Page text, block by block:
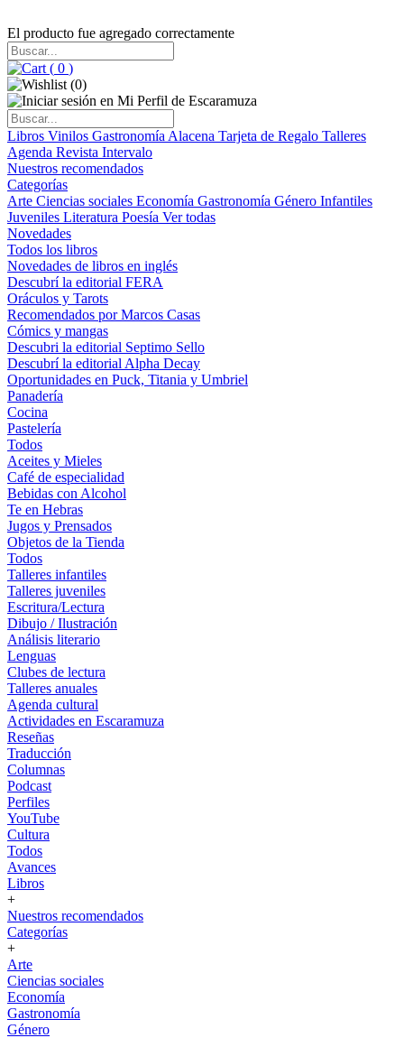
El producto fue agregado correctamente
( 0 )
(0)
Libros Vinilos Gastronomía Alacena Tarjeta de Regalo Talleres
Agenda Revista Intervalo
Nuestros recomendados
Categorías
Arte Ciencias sociales Economía Gastronomía Género Infantiles
Juveniles Literatura Poesía Ver todas
Novedades
Todos los libros
Novedades de libros en inglés
Descubrí la editorial FERA
Oráculos y Tarots
Recomendados por Marcos Casas
Cómics y mangas
Descubri la editorial Septimo Sello
Descubrí la editorial Alpha Decay
Oportunidades en Puck, Titania y Umbriel
Panadería
Cocina
Pastelería
Todos
Aceites y Mieles
Café de especialidad
Bebidas con Alcohol
Te en Hebras
Jugos y Prensados
Objetos de la Tienda
Todos
Talleres infantiles
Talleres juveniles
Escritura/Lectura
Dibujo / Ilustración
Análisis literario
Lenguas
Clubes de lectura
Talleres anuales
Agenda cultural
Actividades en Escaramuza
Reseñas
Traducción
Columnas
Podcast
Perfiles
YouTube
Cultura
Todos
Avances
Libros
+
Nuestros recomendados
Categorías
+
Arte
Ciencias sociales
Economía
Gastronomía
Género